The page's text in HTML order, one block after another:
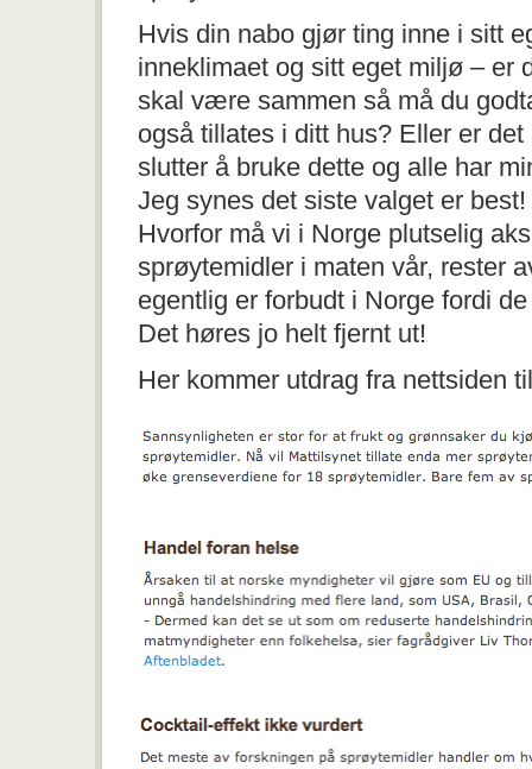
Hvis din nabo gjør ting inne i sitt
inneklimaet og sitt eget miljø – er
skal være sammen så må du
også tillates i ditt hus? Eller er
slutter å bruke dette og alle har
Jeg synes det siste valget er best!
Hvorfor må vi i Norge plutselig
sprøytemidler i maten vår, rester
egentlig er forbudt i Norge fordi
Det høres jo helt fjernt ut!
Her kommer utdrag fra nettsiden